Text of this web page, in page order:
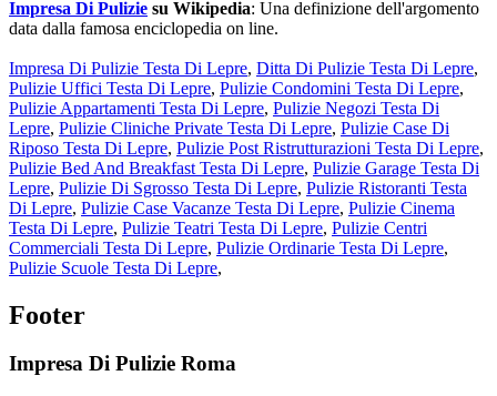
Impresa Di Pulizie su Wikipedia: Una definizione dell'argomento
data dalla famosa enciclopedia on line.
Impresa Di Pulizie Testa Di Lepre, Ditta Di Pulizie Testa Di Lepre,
Pulizie Uffici Testa Di Lepre, Pulizie Condomini Testa Di Lepre,
Pulizie Appartamenti Testa Di Lepre, Pulizie Negozi Testa Di
Lepre, Pulizie Cliniche Private Testa Di Lepre, Pulizie Case Di
Riposo Testa Di Lepre, Pulizie Post Ristrutturazioni Testa Di Lepre,
Pulizie Bed And Breakfast Testa Di Lepre, Pulizie Garage Testa Di
Lepre, Pulizie Di Sgrosso Testa Di Lepre, Pulizie Ristoranti Testa
Di Lepre, Pulizie Case Vacanze Testa Di Lepre, Pulizie Cinema
Testa Di Lepre, Pulizie Teatri Testa Di Lepre, Pulizie Centri
Commerciali Testa Di Lepre, Pulizie Ordinarie Testa Di Lepre,
Pulizie Scuole Testa Di Lepre,
Footer
Impresa Di Pulizie Roma